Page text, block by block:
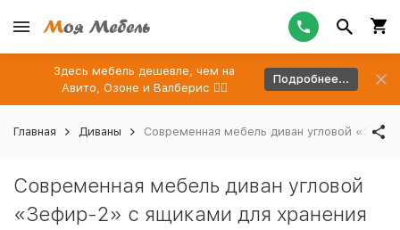
Здесь мебель дешевле, чем на
Авито, Озоне и Валберис 👉🏻
Подробнее...
Главная Диваны Современная мебель диван угловой
Современная мебель диван угловой
«Зефир-2» с ящиками для хранения